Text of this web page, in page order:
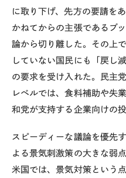
に取り下げ、先方の要請を
かねてからの主張であるブ
論から切り離した。その上
していない国民にも「戻し
の要求を受け入れた。民主
レベルでは、食料補助や失
和党が支持する企業向けの
スピーディーな議論を優先
よる景気刺激策の大きな弱
米国では、景気対策という